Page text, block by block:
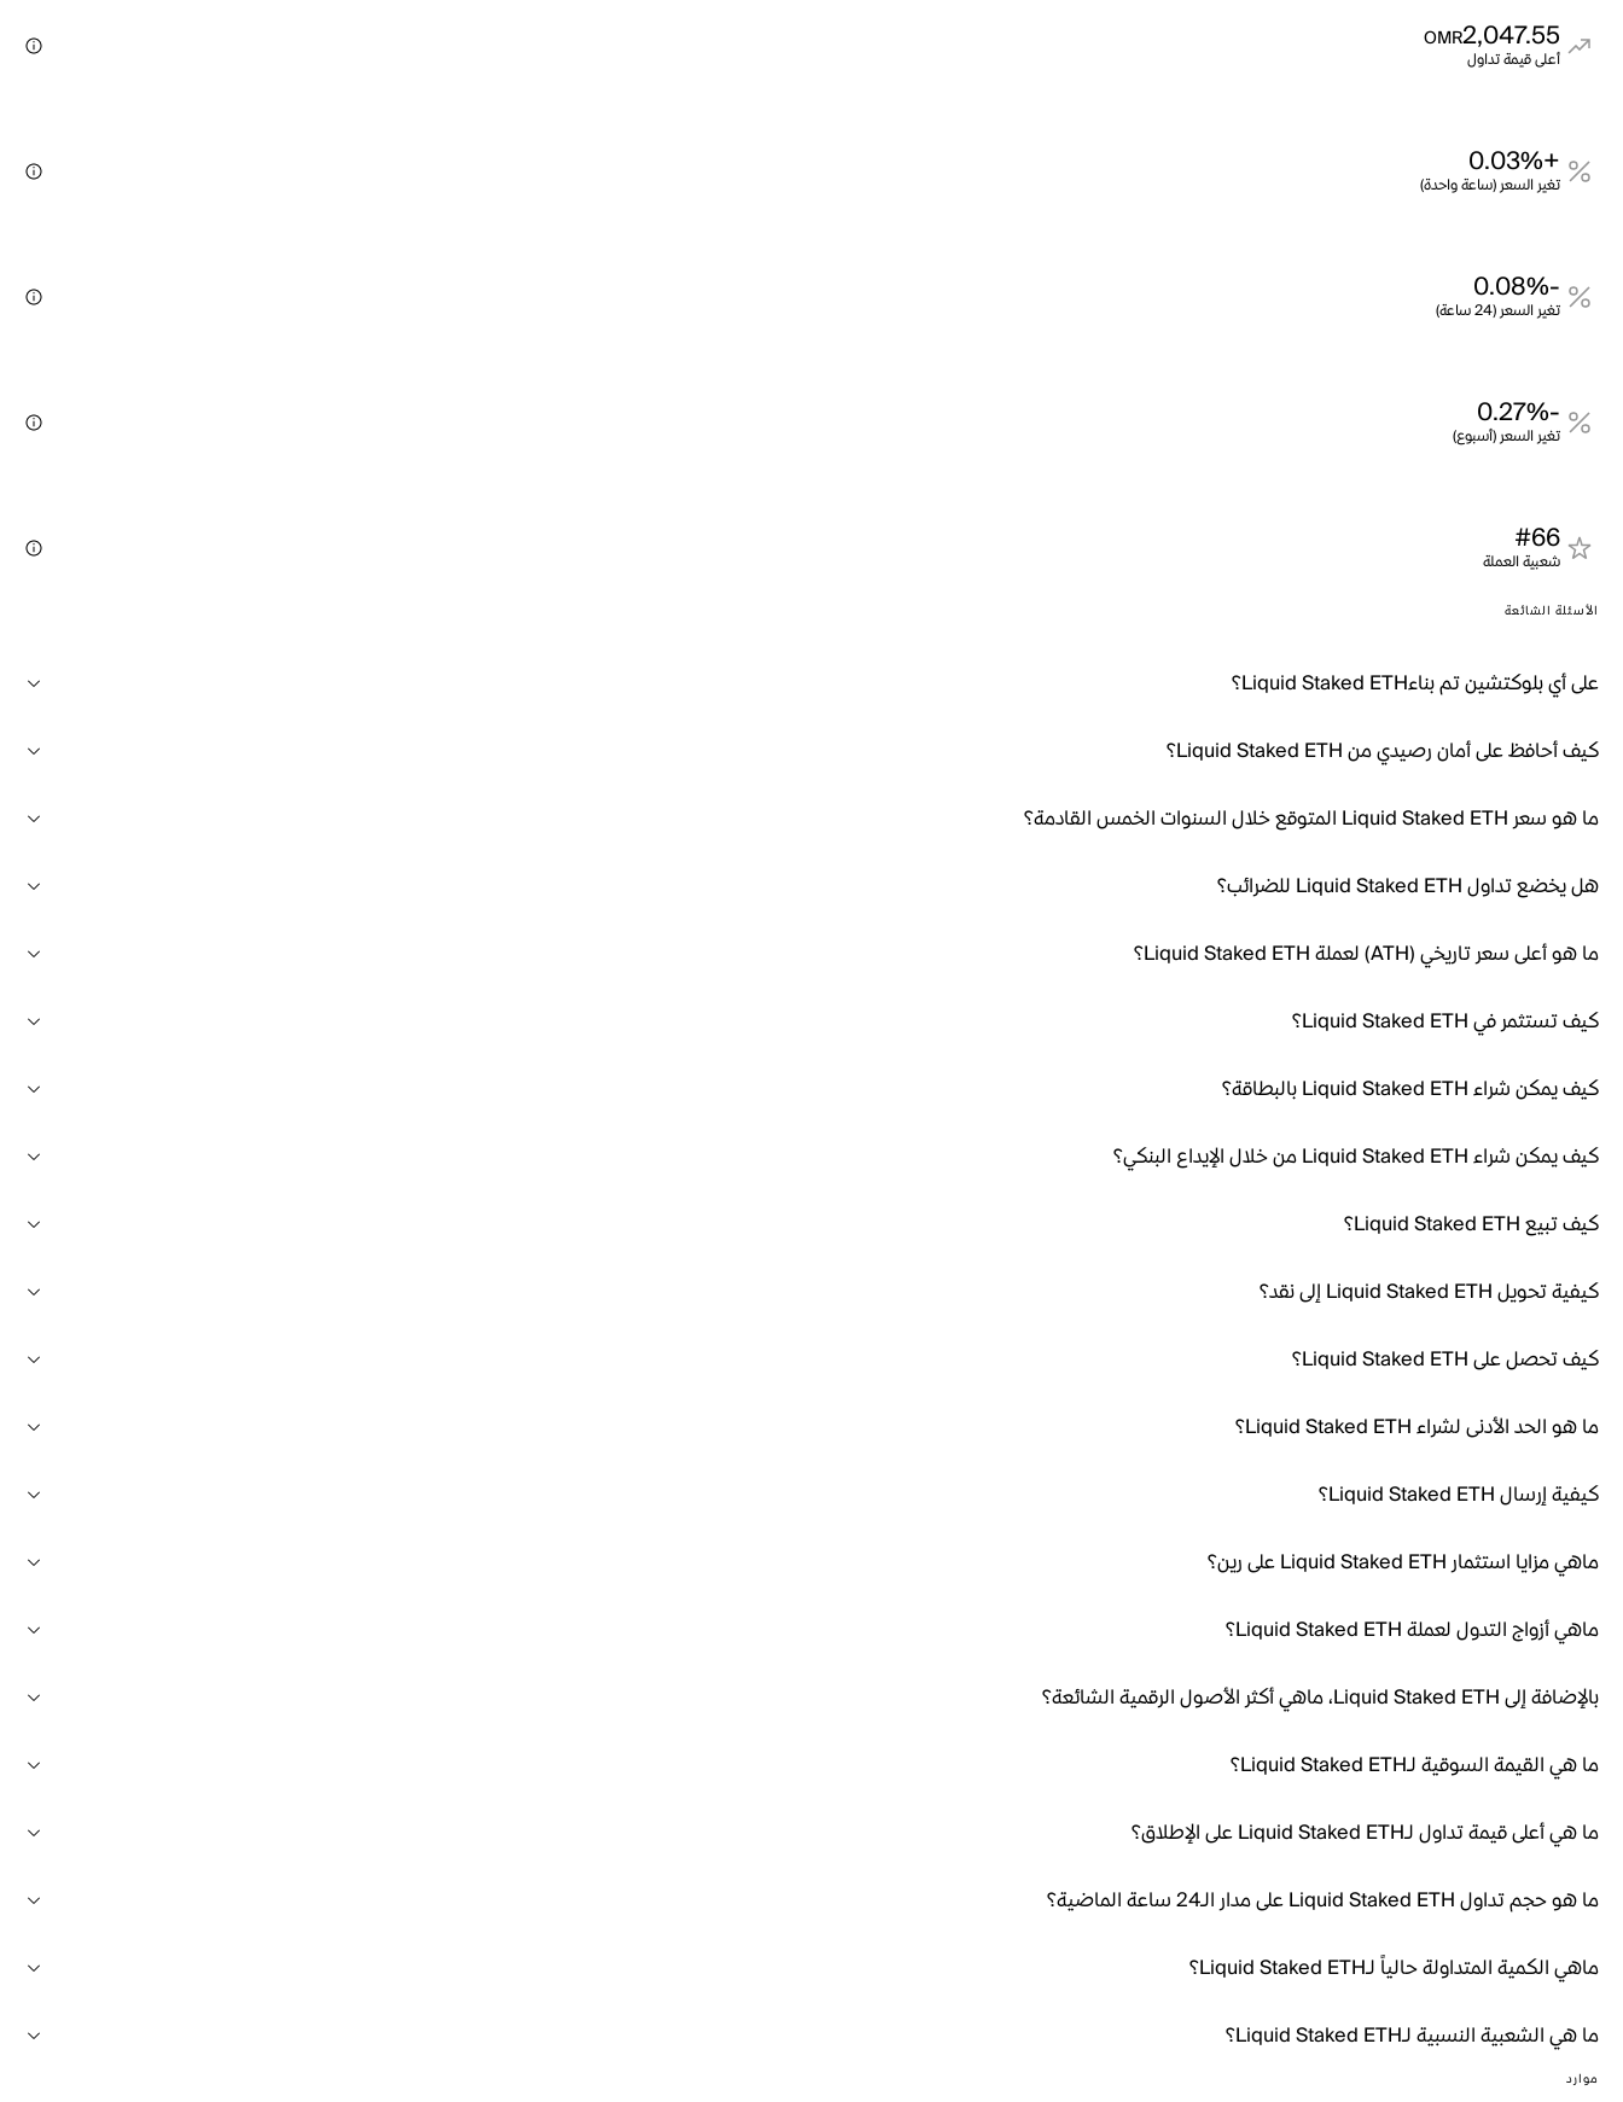
2,047.55
OMR
أعلى قيمة تداول
+0.03%
تغير السعر (ساعة واحدة)
-0.08%
تغير السعر (24 ساعة)
-0.27%
تغير السعر (أسبوع)
#66
شعبية العملة
الأسئلة الشائعة
على أي بلوكتشين تم بناءLiquid Staked ETH؟
كيف أحافظ على أمان رصيدي من Liquid Staked ETH؟
ما هو سعر Liquid Staked ETH المتوقع خلال السنوات الخمس القادمة؟
هل يخضع تداول Liquid Staked ETH للضرائب؟
ما هو أعلى سعر تاريخي (ATH) لعملة Liquid Staked ETH؟
كيف تستثمر في Liquid Staked ETH؟
كيف يمكن شراء Liquid Staked ETH بالبطاقة؟
كيف يمكن شراء Liquid Staked ETH من خلال الإيداع البنكي؟
كيف تبيع Liquid Staked ETH؟
كيفية تحويل Liquid Staked ETH إلى نقد؟
كيف تحصل على Liquid Staked ETH؟
ما هو الحد الأدنى لشراء Liquid Staked ETH؟
كيفية إرسال Liquid Staked ETH؟
ماهي مزايا استثمار Liquid Staked ETH على رين؟
ماهي أزواج التدول لعملة Liquid Staked ETH؟
بالإضافة إلى Liquid Staked ETH، ماهي أكثر الأصول الرقمية الشائعة؟
ما هي القيمة السوقية لـLiquid Staked ETH؟
ما هي أعلى قيمة تداول لـLiquid Staked ETH على الإطلاق؟
ما هو حجم تداول Liquid Staked ETH على مدار الـ24 ساعة الماضية؟
ماهي الكمية المتداولة حالياً لـLiquid Staked ETH؟
ما هي الشعبية النسبية لـLiquid Staked ETH؟
موارد